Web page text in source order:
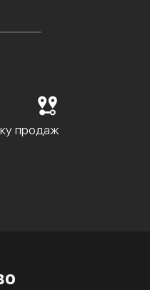
продаж